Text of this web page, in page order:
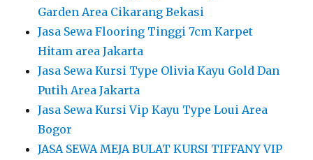
Garden Area Cikarang Bekasi
Jasa Sewa Flooring Tinggi 7cm Karpet
Hitam area Jakarta
Jasa Sewa Kursi Type Olivia Kayu Gold Dan
Putih Area Jakarta
Jasa Sewa Kursi Vip Kayu Type Loui Area
Bogor
JASA SEWA MEJA BULAT KURSI TIFFANY VIP